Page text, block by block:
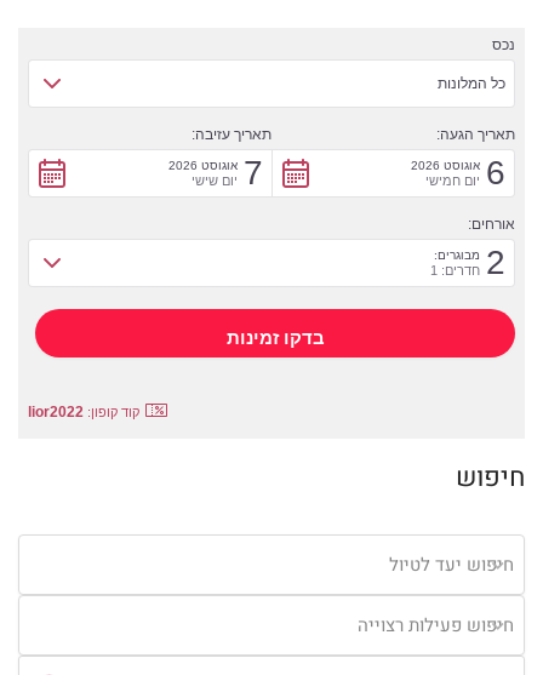
נכס
כל המלונות
תאריך הגעה:
6 אוגוסט 2026
יום חמישי
תאריך עזיבה:
7 אוגוסט 2026
יום שישי
אורחים:
2 מבוגרים:
חדרים: 1
קוד קופון: lior2022
חיפוש
חיפוש יעד לטיול
חיפוש פעילות רצוייה